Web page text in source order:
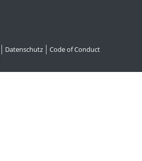
Datenschutz
Code of Conduct